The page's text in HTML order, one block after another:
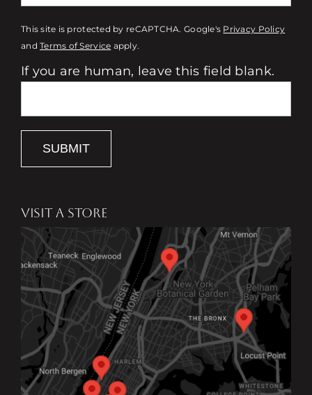
This site is protected by reCAPTCHA. Google's Privacy Policy
andTerms of Service apply.
If you are human, leave this field blank.
SUBMIT
VISIT A STORE